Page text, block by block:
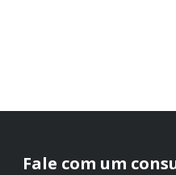
Fale com um